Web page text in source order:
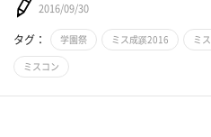
2016/09/30
タグ： 学園祭 ミス成蹊2016 ミ
ミスコン